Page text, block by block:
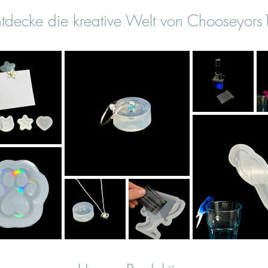
die kreative Welt von